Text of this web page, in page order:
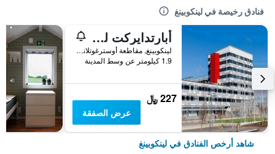
فنادق رخيصة في لينكوبينغ
أبارتدايركت لينكوبينغ ارينا
لينكوبينغ, مقاطعة أوسترغوتلاند, السويد
1.9 كيلومتر عن وسط المدينة
227 ﷼
عرض الصفقة
شاهد أرخص الفنادق في لينكوبينغ